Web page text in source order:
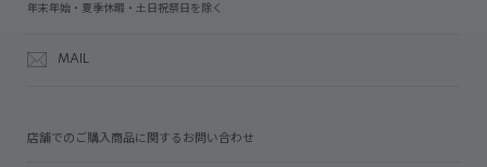
年末年始・夏季休暇・土日祝祭日を除く
MAIL
店舗でのご購入商品に関するお問い合わせ